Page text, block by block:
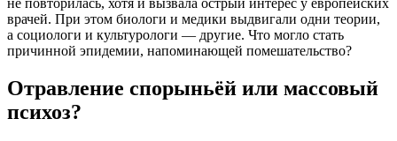
не повторилась, хотя и вызвала острый интерес у европейских
врачей. При этом биологи и медики выдвигали одни теории,
а социологи и культурологи — другие. Что могло стать
причинной эпидемии, напоминающей помешательство?
Отравление спорыньёй или массовый
психоз?